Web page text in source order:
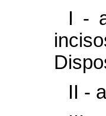
I -
II -